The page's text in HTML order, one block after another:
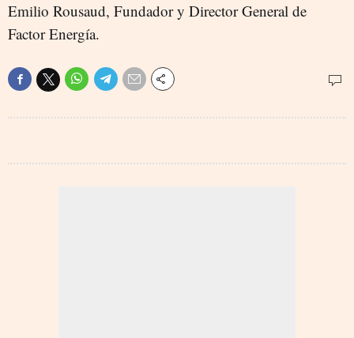
Emilio Rousaud, Fundador y Director General de
Factor Energía.